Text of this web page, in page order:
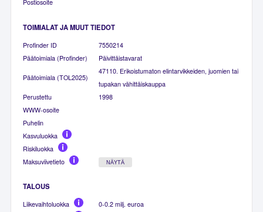
Postiosoite
TOIMIALAT JA MUUT TIEDOT
Profinder ID
7550214
Päätoimiala (Profinder)
Päivittäistavarat
Päätoimiala (TOL2025)
47110. Erikoistumaton elintarvikkeiden, juomien tai
tupakan vähittäiskauppa
Perustettu
1998
WWW-osoite
Puhelin
Kasvuluokka
Riskiluokka
Maksuviivetieto
NÄYTÄ
TALOUS
Liikevaihtoluokka
0-0.2 milj. euroa